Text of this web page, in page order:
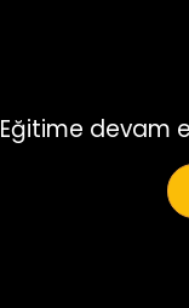
Eğitime devam